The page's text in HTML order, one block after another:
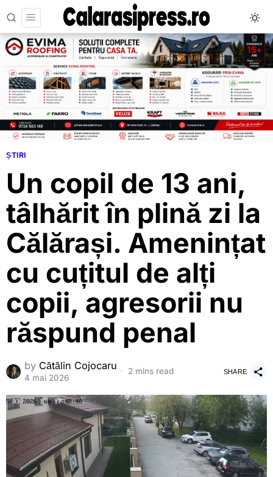
ȘTIRI
Un copil de 13 ani,
tâlhărit în plină zi la
Călărași. Amenințat
cu cuțitul de alți
copii, agresorii nu
răspund penal
by Cătălin Cojocaru
4 mai 2026
2 mins read SHARE